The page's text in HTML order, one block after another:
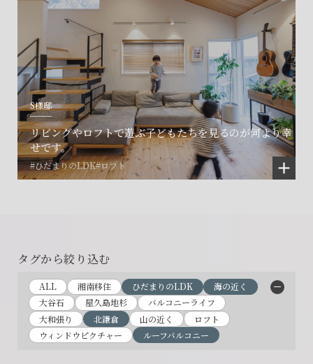
S様邸
リビングやロフトで遊ぶ子どもたちを見るのが何より幸
せです。
#ひだまりのLDK#ロフト
タグから絞り込む
ALL 湘南移住 ひだまりのLDK
海の近く
大谷石
屋久島地杉
バルコニーライフ
大和張り
北鎌倉 山の近く
ロフト
ウィンドウピクチャー
ルーフバルコニー